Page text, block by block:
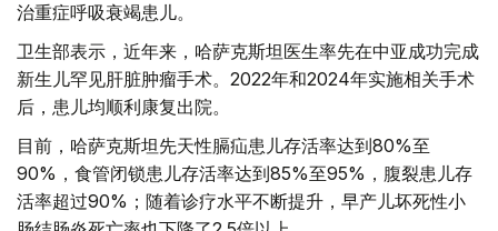
治重症呼吸衰竭患儿。
卫生部表示，近年来，哈萨克斯坦医生率先在中亚成功完成
新生儿罕见肝脏肿瘤手术。2022年和2024年实施相关手术
后，患儿均顺利康复出院。
目前，哈萨克斯坦先天性膈疝患儿存活率达到80%至
90%，食管闭锁患儿存活率达到85%至95%，腹裂患儿存
活率超过90%；随着诊疗水平不断提升，早产儿坏死性小